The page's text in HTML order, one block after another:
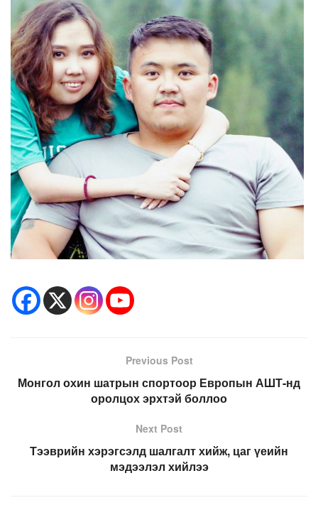
Previous Post
Монгол охин шатрын спортоор Европын АШТ-нд
оролцох эрхтэй боллоо
Next Post
Тээврийн хэрэгсэлд шалгалт хийж, цаг үеийн
мэдээлэл хийлээ